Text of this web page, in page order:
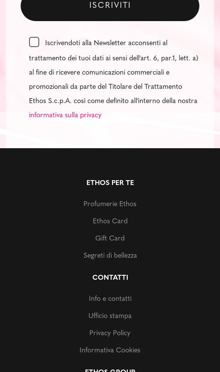
Iscrivendoti alla Newsletter acconsenti al
trattamento dei tuoi dati ai sensi dell'art. 6, par.1, lett. a)
al fine di ricevere comunicazioni commerciali e
promozionali da parte del Titolare del Trattamento
Ethos S.c.p.A. così come definito all'interno della nostra
informativa sulla privacy
ETHOS PER TE
Profumerie Ethos
Ethos Card
Gift Card
Segreti di bellezza
CONTATTI
Info e contatti
Ufficio stampa
Privacy Policy
Informativa Cookies